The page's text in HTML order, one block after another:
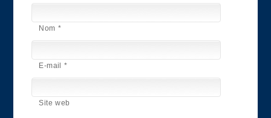
Nom*
E-mail*
Site web